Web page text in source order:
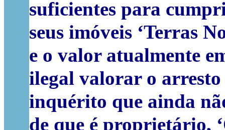
suficientes para
seus imóveis ‘Terras
e o valor atualmente
ilegal valorar o arresto
inquérito que ainda
de que é proprietário,